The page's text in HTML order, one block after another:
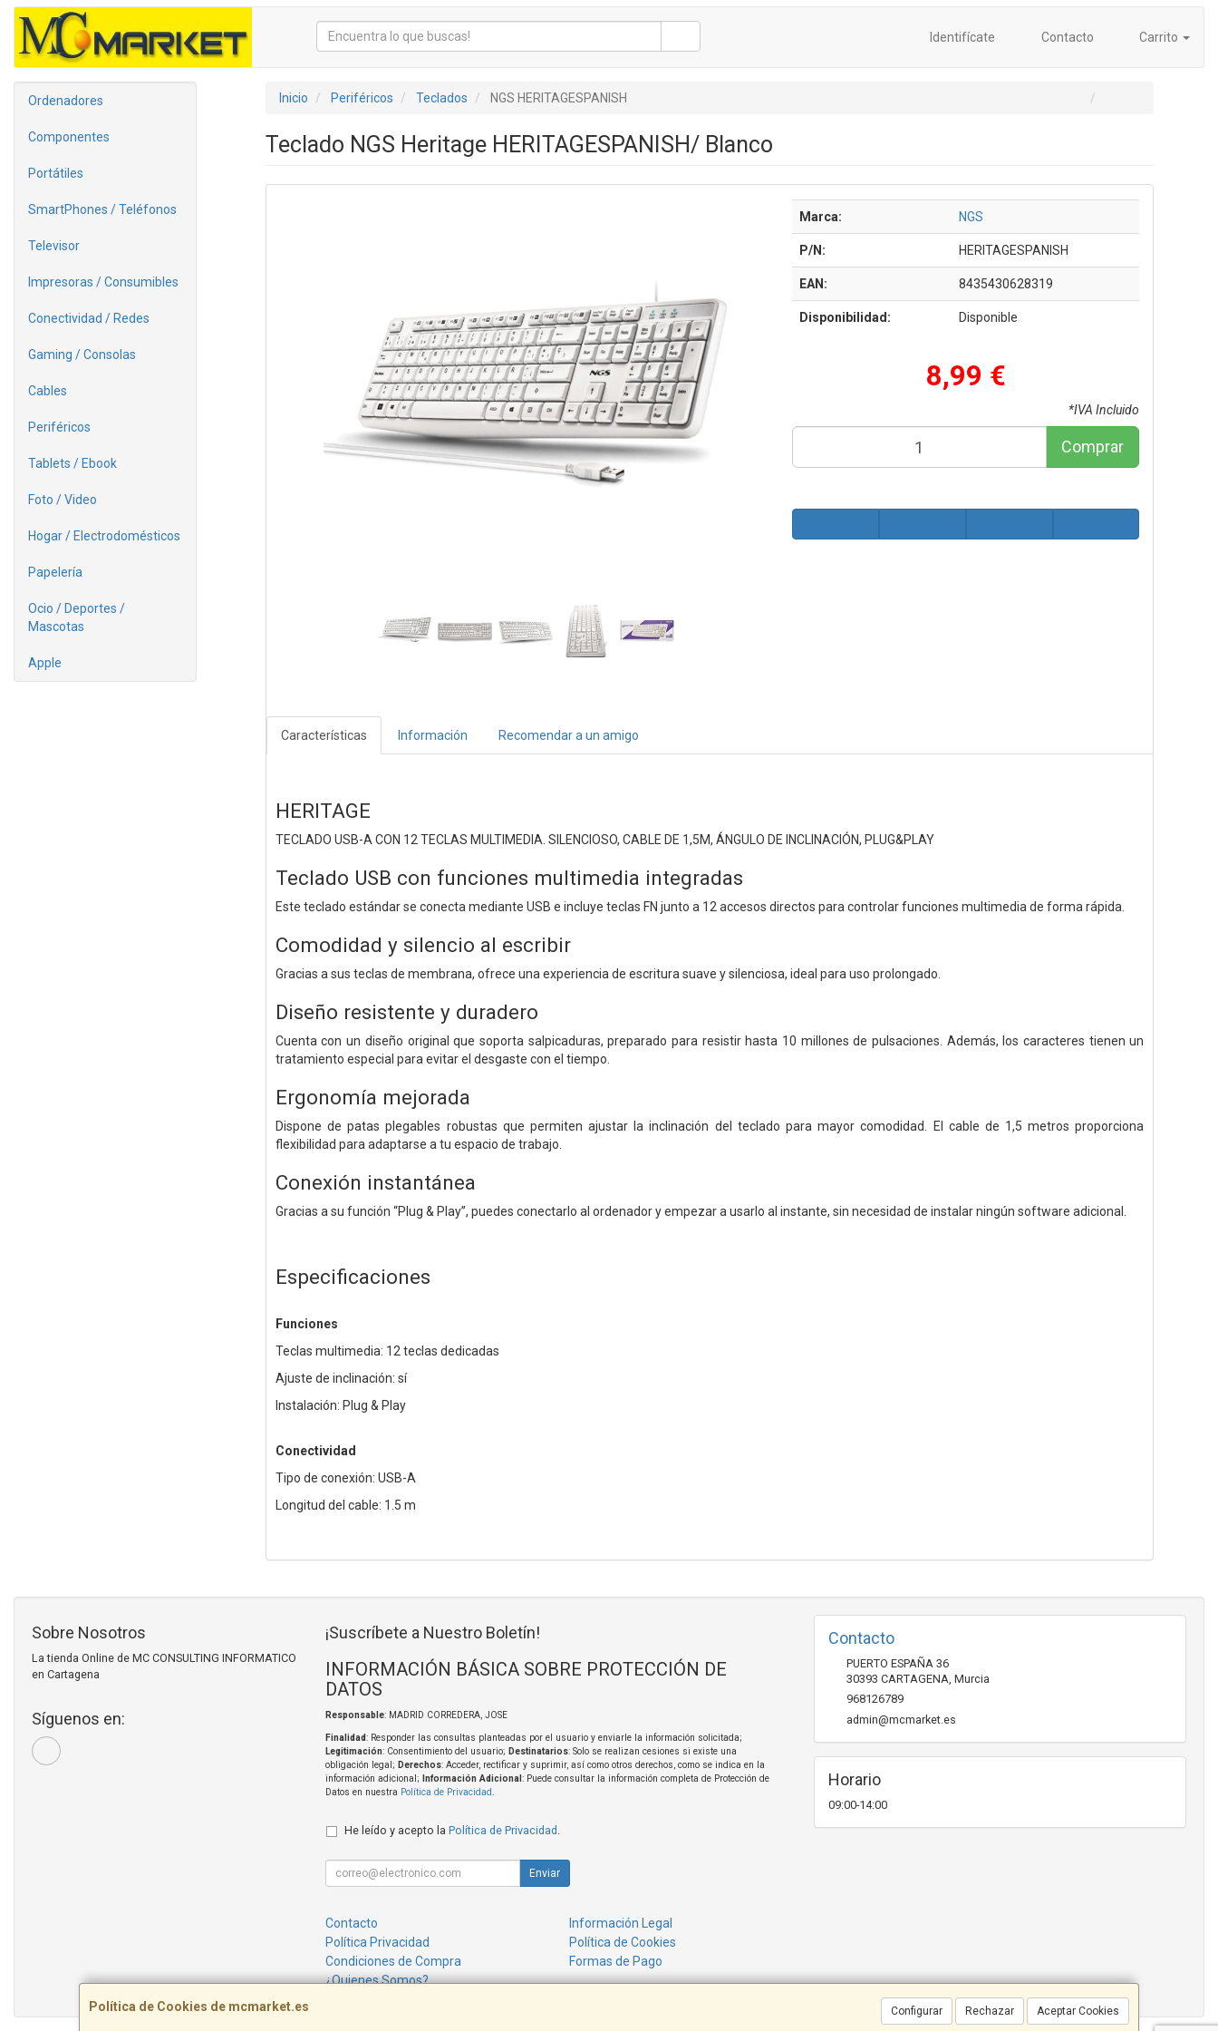
Identifícate Contacto Carrito
Ordenadores
Componentes
Portátiles
SmartPhones / Teléfonos
Televisor
Impresoras / Consumibles
Conectividad / Redes
Gaming / Consolas
Cables
Periféricos
Tablets / Ebook
Foto / Video
Hogar / Electrodomésticos
Papelería
Ocio / Deportes /
Mascotas
Apple
Inicio Periféricos Teclados NGS HERITAGESPANISH
Teclado NGS Heritage HERITAGESPANISH/ Blanco
Marca: NGS
P/N: HERITAGESPANISH
EAN: 8435430628319
Disponibilidad: Disponible
8,99 €
*IVA Incluido
Comprar
Características Información Recomendar a un amigo
HERITAGE
TECLADO USB-A CON 12 TECLAS MULTIMEDIA. SILENCIOSO, CABLE DE 1,5M, ÁNGULO DE INCLINACIÓN, PLUG&PLAY
Teclado USB con funciones multimedia integradas
Este teclado estándar se conecta mediante USB e incluye teclas FN junto a 12 accesos directos para controlar funciones multimedia de forma rápida.
Comodidad y silencio al escribir
Gracias a sus teclas de membrana, ofrece una experiencia de escritura suave y silenciosa, ideal para uso prolongado.
Diseño resistente y duradero
Cuenta con un diseño original que soporta salpicaduras, preparado para resistir hasta 10 millones de pulsaciones. Además, los caracteres tienen un
tratamiento especial para evitar el desgaste con el tiempo.
Ergonomía mejorada
Dispone de patas plegables robustas que permiten ajustar la inclinación del teclado para mayor comodidad. El cable de 1,5 metros proporciona
flexibilidad para adaptarse a tu espacio de trabajo.
Conexión instantánea
Gracias a su función “Plug & Play”, puedes conectarlo al ordenador y empezar a usarlo al instante, sin necesidad de instalar ningún software adicional.
Especificaciones
Funciones
Teclas multimedia: 12 teclas dedicadas
Ajuste de inclinación: sí
Instalación: Plug & Play
Conectividad
Tipo de conexión: USB-A
Longitud del cable: 1.5 m
Política de Cookies de mcmarket.es Configurar Rechazar Aceptar Cookies
Sobre Nosotros
La tienda Online de MC CONSULTING INFORMATICO
en Cartagena
Síguenos en:
¡Suscríbete a Nuestro Boletín!
INFORMACIÓN BÁSICA SOBRE PROTECCIÓN DE
DATOS
Responsable: MADRID CORREDERA, JOSE
Finalidad: Responder las consultas planteadas por el usuario y enviarle la información solicitada;
Legitimación: Consentimiento del usuario; Destinatarios: Solo se realizan cesiones si existe una
obligación legal; Derechos: Acceder, rectificar y suprimir, así como otros derechos, como se indica en la
información adicional;
Información Adicional : Puede consultar la información completa de Protección de
Datos en nuestra Política de Privacidad.
He leído y acepto la Política de Privacidad .
Enviar
Contacto
Información Legal
Política Privacidad
Política de Cookies
Condiciones de Compra
Formas de Pago
¿Quienes Somos?
Contacto
PUERTO ESPAÑA 36
30393 CARTAGENA, Murcia
968126789
admin@mcmarket.es
Horario
09:00-14:00